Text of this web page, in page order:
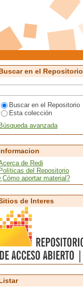
en el Repositorio
Buscar en el Repositorio
Esta colección
Búsqueda avanzada
de Redi
Políticas del Repositorio
aportar material?
de Interes